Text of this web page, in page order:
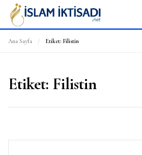
Ana Sayfa / Etiket: Filistin
Etiket: Filistin